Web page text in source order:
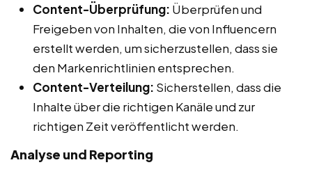
Content-Überprüfung: Überprüfen und
Freigeben von Inhalten, die von Influencern
erstellt werden, um sicherzustellen, dass sie
den Markenrichtlinien entsprechen.
Content-Verteilung: Sicherstellen, dass die
Inhalte über die richtigen Kanäle und zur
richtigen Zeit veröffentlicht werden.
Analyse und Reporting